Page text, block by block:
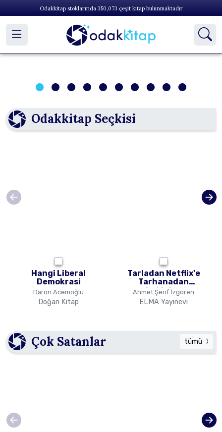
Odakkitap stoklarında 350,073 çeşit kitap bulunmaktadır
1 2 3 4 5 6 7 8 9 10
Odakkitap Seçkisi
Hangi Liberal
Demokrasi
Daron Acemoğlu
Doğan Kitap
Tarladan Netflix'e
Tarhanadan
Latte'ye
Ahmet Şerif İzgören
ELMA Yayınevi
Çok Satanlar tümü